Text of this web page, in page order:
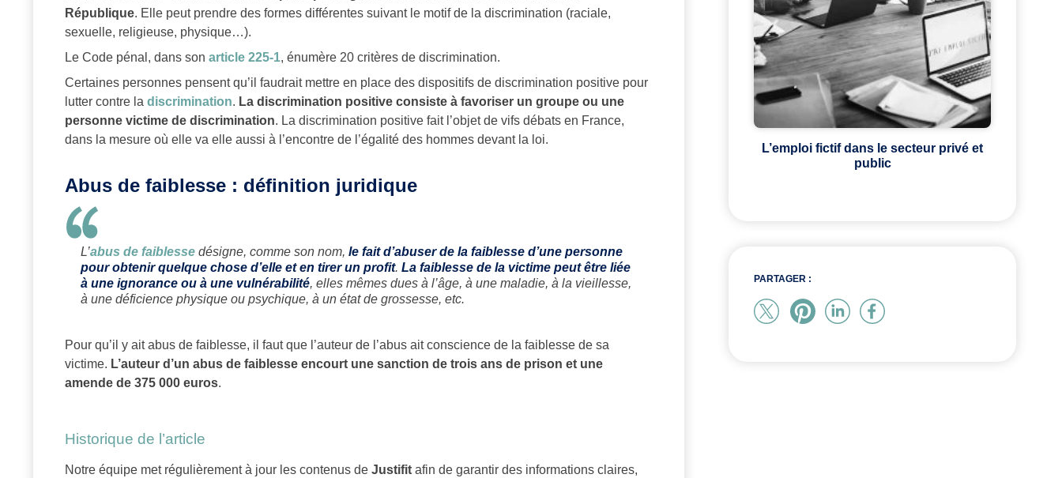
République. Elle peut prendre des formes différentes suivant le motif de la discrimination (raciale,
sexuelle, religieuse, physique…).
Le Code pénal, dans son article 225-1, énumère 20 critères de discrimination.
Certaines personnes pensent qu’il faudrait mettre en place des dispositifs de discrimination positive pour
lutter contre la discrimination. La discrimination positive consiste à favoriser un groupe ou une
personne victime de discrimination. La discrimination positive fait l’objet de vifs débats en France,
dans la mesure où elle va elle aussi à l’encontre de l’égalité des hommes devant la loi.
Abus de faiblesse : définition juridique
L’abus de faiblesse désigne, comme son nom, le fait d’abuser de la faiblesse d’une personne
pour obtenir quelque chose d’elle et en tirer un profit. La faiblesse de la victime peut être liée
à une ignorance ou à une vulnérabilité, elles mêmes dues à l’âge, à une maladie, à la vieillesse,
à une déficience physique ou psychique, à un état de grossesse, etc.
Pour qu’il y ait abus de faiblesse, il faut que l’auteur de l’abus ait conscience de la faiblesse de sa
victime. L’auteur d’un abus de faiblesse encourt une sanction de trois ans de prison et une
amende de 375 000 euros.
Historique de l’article
Notre équipe met régulièrement à jour les contenus de Justifit afin de garantir des informations claires,
L’emploi fictif dans le secteur privé et
public
PARTAGER :